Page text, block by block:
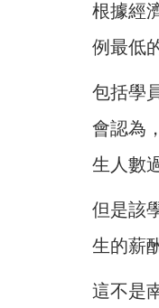
根據經
例最低
包括學
會認為
生人數
但是該
生的薪
這不是